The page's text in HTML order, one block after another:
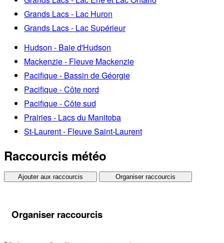
Grands Lacs - Lac Huron
Grands Lacs - Lac Supérieur
Hudson - Baie d'Hudson
Mackenzie - Fleuve Mackenzie
Pacifique - Bassin de Géorgie
Pacifique - Côte nord
Pacifique - Côte sud
Prairies - Lacs du Manitoba
St-Laurent - Fleuve Saint-Laurent
Raccourcis météo
Ajouter aux raccourcis Organiser raccourcis
Organiser raccourcis